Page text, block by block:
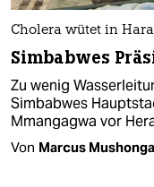
Cholera wütet in
Simbabwes
Zu wenig
Simbabwes
Mmangagwa vor
Von Marcus Mushonga